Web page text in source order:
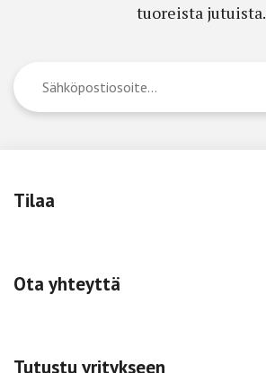
tuoreista jutuista.
Tilaa
Ota yhteyttä
Tutustu yritykseen